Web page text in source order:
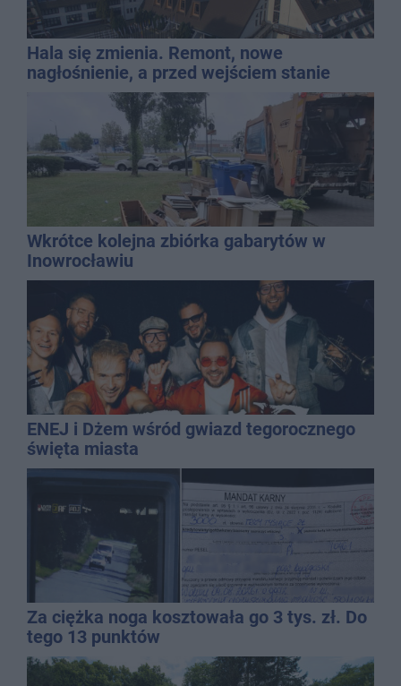
Hala się zmienia. Remont, nowe
nagłośnienie, a przed wejściem stanie
QEMETICA ARENA
Wkrótce kolejna zbiórka gabarytów w
Inowrocławiu
ENEJ i Dżem wśród gwiazd tegorocznego
święta miasta
Za ciężka noga kosztowała go 3 tys. zł. Do
tego 13 punktów